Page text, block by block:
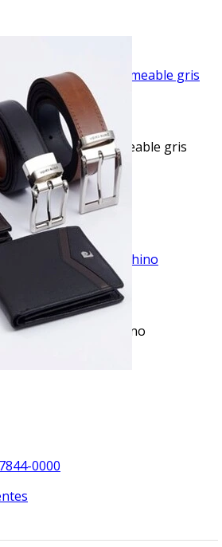
fit stretch impermeable gris
fit azul anywhere chino
0000